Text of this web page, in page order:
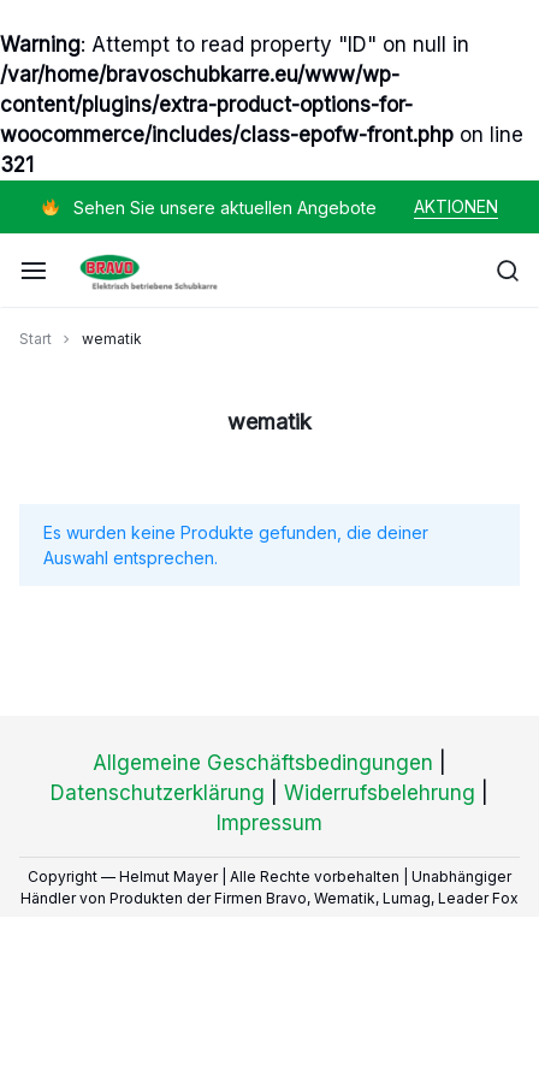
Warning: Attempt to read property "ID" on null in
/var/home/bravoschubkarre.eu/www/wp-
content/plugins/extra-product-options-for-
woocommerce/includes/class-epofw-front.php on line
321
Sehen Sie unsere aktuellen Angebote AKTIONEN
Mayer
Start wematik
wematik
Es wurden keine Produkte gefunden, die deiner
Auswahl entsprechen.
Allgemeine Geschäftsbedingungen
Datenschutzerklärung
Widerrufsbelehrung
Impressum
Copyright — Helmut Mayer | Alle Rechte vorbehalten | Unabhängiger
Händler von Produkten der Firmen Bravo, Wematik, Lumag, Leader Fox